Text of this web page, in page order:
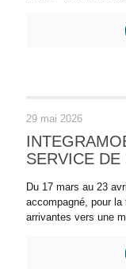
29 mai 2026
SERVICE DE
Du 17 mars au 23
accompagné, pour
arrivantes vers une